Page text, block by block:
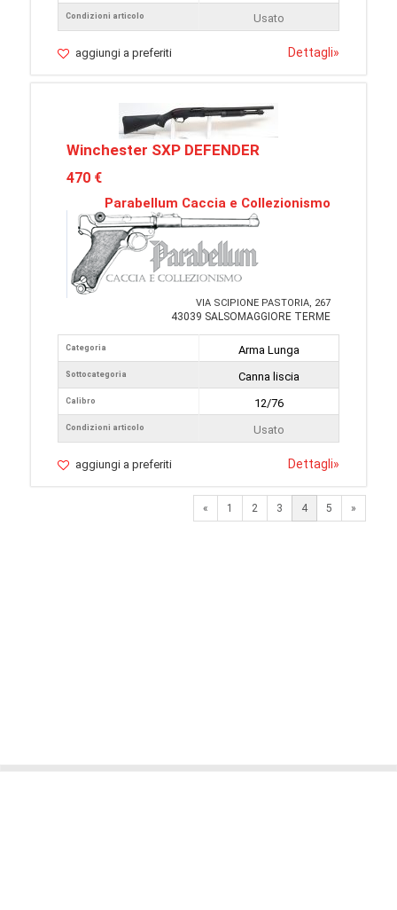
Condizioni articolo
Usato
aggiungi a preferiti Dettagli»
Winchester SXP DEFENDER
470 €
Parabellum Caccia e Collezionismo
VIA SCIPIONE PASTORIA, 267
43039 SALSOMAGGIORE TERME
Categoria
Sottocategoria
Calibro
Condizioni articolo
Arma Lunga
Canna liscia
12/76
Usato
aggiungi a preferiti Dettagli»
« Previous
1 2 3 4 5 »